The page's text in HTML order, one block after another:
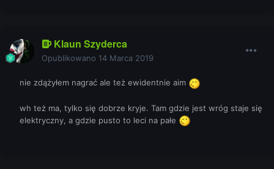
Klaun Szyderca
Opublikowano 14 Marca 2019
nie zdążyłem nagrać ale też ewidentnie aim
wh też ma, tylko się dobrze kryje. Tam gdzie jest wróg staje się
elektryczny, a gdzie pusto to leci na pałe